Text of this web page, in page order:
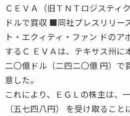
ＣＥＶＡ（旧ＴＮＴロジスティ
ドルで買収 ■同社プレスリリー
ト・エクィティ・ファン ドのア
するＣ ＥＶＡは、テキサス州に
二〇億ドル（二四二〇億 円）で
意した。
これにより、ＥＧＬの株主は、
（五七四八円） を受け取ること